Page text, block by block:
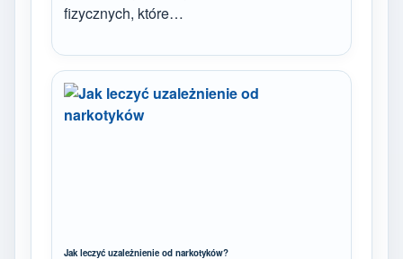
fizycznych, które…
Jak leczyć uzależnienie od narkotyków?